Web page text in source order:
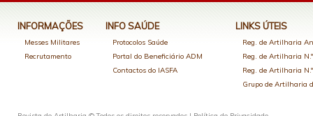
INFORMAÇÕES
Messes Militares
Recrutamento
INFO SAÚDE
Protocolos Saúde
Portal do Beneficiário ADM
Contactos do IASFA
LINKS ÚTEIS
Reg. de Artilharia
Reg. de Artilharia
Reg. de Artilharia
Grupo de Artilharia